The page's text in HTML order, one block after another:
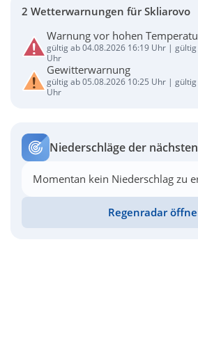
2 Wetterwarnungen für Skliarovo
Warnung vor hohen
gültig ab 04.08.2026 16:19 Uhr |
Uhr
Gewitterwarnung
gültig ab 05.08.2026 10:25 Uhr |
Uhr
Niederschläge der
Momentan kein Niederschlag zu
Regenradar